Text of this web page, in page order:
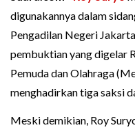
digunakannya dalam
Pengadilan Negeri
pembuktian yang digelar
Pemuda dan Olahraga
menghadirkan tiga saksi
Meski demikian, Roy